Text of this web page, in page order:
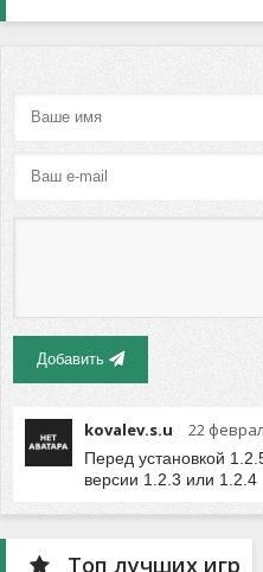
Добавить
kovalev.s.u 22
Перед установкой
версии 1.2.3 или 1.2.4
Топ лучших игр